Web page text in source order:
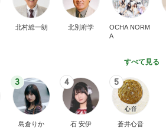
北村総一朗 北別府学
OCHA NORM
A
すべて見る
3
島倉りか
4
石 安伊
5
蒼井心音